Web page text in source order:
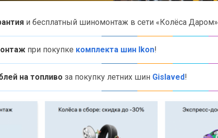
и бесплатный шиномонтаж в сети «Колёса Даром»
при покупке комплекта шин Ikon!
на топливо за покупку летних шин Gislaved!